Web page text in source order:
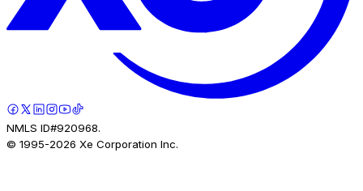
NMLS ID#920968.
© 1995-2026 Xe Corporation Inc.